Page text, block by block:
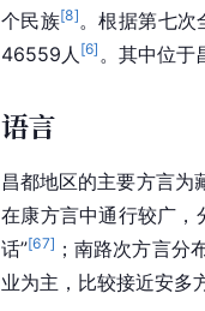
个民族[8] 。根据第七
46559人 [6] 。其中位于
语言
昌都地区的主要方言为
在康方言中通行较广，
话”[67] ；南路次方言分
业为主，比较接近安多